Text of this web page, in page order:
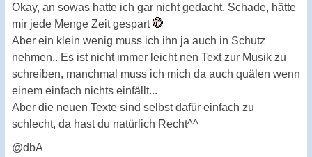
Okay, an sowas hatte ich gar nicht gedacht. Schade, hätte
mir jede Menge Zeit gespart
Aber ein klein wenig muss ich ihn ja auch in Schutz
nehmen.. Es ist nicht immer leicht nen Text zur Musik zu
schreiben, manchmal muss ich mich da auch quälen wenn
einem einfach nichts einfällt...
Aber die neuen Texte sind selbst dafür einfach zu
schlecht, da hast du natürlich Recht^^
@dbA